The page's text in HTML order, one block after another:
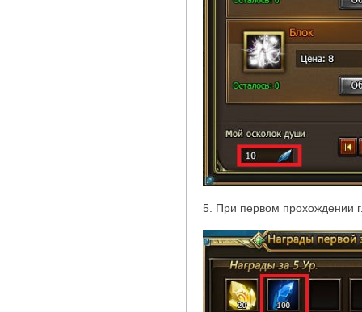
5. При первом прохождении